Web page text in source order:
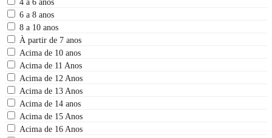
4 a 6 anos
6 a 8 anos
8 a 10 anos
À partir de 7 anos
Acima de 10 anos
Acima de 11 Anos
Acima de 12 Anos
Acima de 13 Anos
Acima de 14 anos
Acima de 15 Anos
Acima de 16 Anos